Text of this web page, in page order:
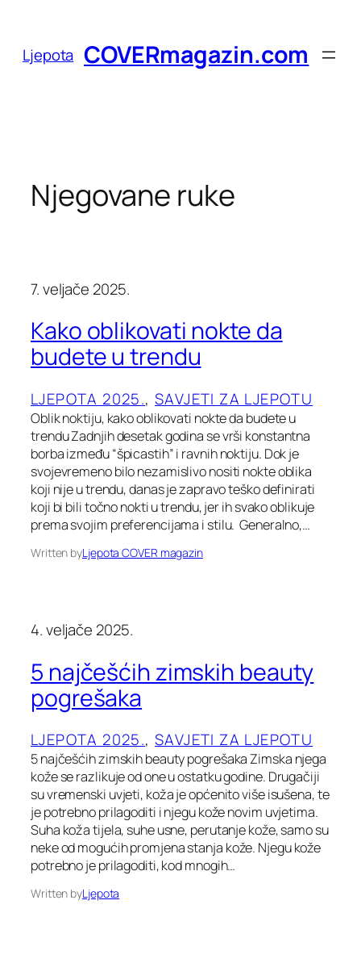
sadržaja
Ljepota COVERmagazin.com
Njegovane ruke
7. veljače 2025.
Kako oblikovati nokte da
budete u trendu
LJEPOTA 2025., SAVJETI ZA LJEPOTU
Oblik noktiju, kako oblikovati nokte da budete u
trendu Zadnjih desetak godina se vrši konstantna
borba između “špicastih” i ravnih noktiju. Dok je
svojevremeno bilo nezamislivo nositi nokte oblika
koji nije u trendu, danas je zapravo teško definirati
koji bi bili točno nokti u trendu, jer ih svako oblikuje
prema svojim preferencijama i stilu. Generalno,…
Written byLjepota COVER magazin
4. veljače 2025.
5 najčešćih zimskih beauty
pogrešaka
LJEPOTA 2025., SAVJETI ZA LJEPOTU
5 najčešćih zimskih beauty pogrešaka Zimska njega
kože se razlikuje od one u ostatku godine. Drugačiji
su vremenski uvjeti, koža je općenito više isušena, te
je potrebno prilagoditi i njegu kože novim uvjetima.
Suha koža tijela, suhe usne, perutanje kože, samo su
neke od mogućih promjena stanja kože. Njegu kože
potrebno je prilagoditi, kod mnogih…
Written byLjepota